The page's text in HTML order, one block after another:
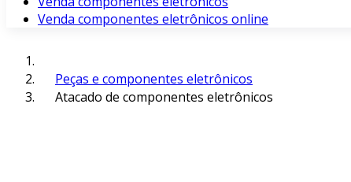
Venda componentes eletrônicos online
Peças e componentes eletrônicos
Atacado de componentes eletrônicos